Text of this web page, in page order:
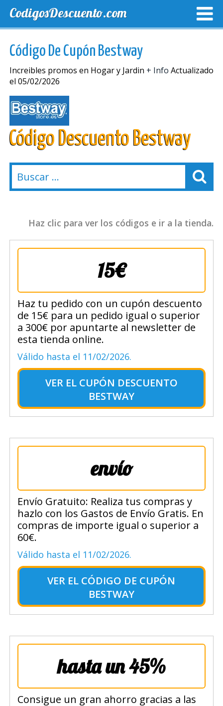
CodigosDescuento.com
Código De Cupón Bestway
Increibles promos en Hogar y Jardin + Info Actualizado
el 05/02/2026
Código Descuento Bestway
Haz clic para ver los códigos e ir a la tienda.
15€
Haz tu pedido con un cupón descuento
de 15€ para un pedido igual o superior
a 300€ por apuntarte al newsletter de
esta tienda online.
Válido hasta el 11/02/2026.
VER EL CUPÓN DESCUENTO
BESTWAY
envío
Envío Gratuito: Realiza tus compras y
hazlo con los Gastos de Envío Gratis. En
compras de importe igual o superior a
60€.
Válido hasta el 11/02/2026.
VER EL CÓDIGO DE CUPÓN
BESTWAY
hasta un 45%
Consigue un gran ahorro gracias a las